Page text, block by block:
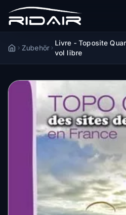
AccueilZubehör
Livre - Toposite
vol libre